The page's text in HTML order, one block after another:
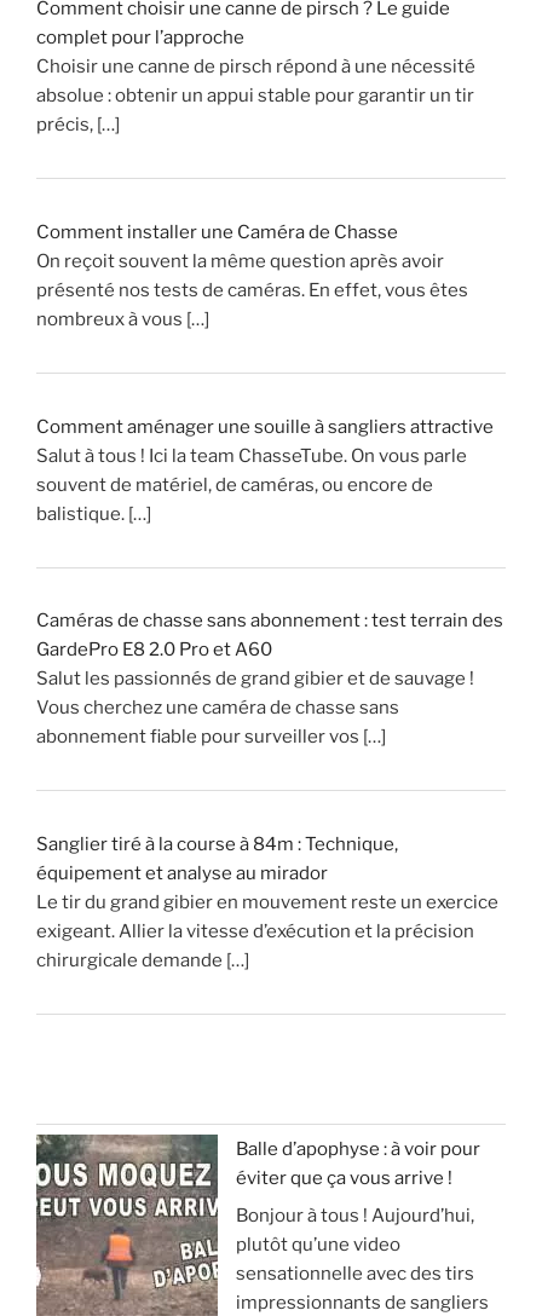
o
n
n
a
s
e
C
h
a
e
!
Comment choisir une canne de pirsch ? Le guide
complet pour l’approche
Choisir une canne de pirsch répond à une nécessité
absolue : obtenir un appui stable pour garantir un tir
précis, […]
Comment installer une Caméra de Chasse
On reçoit souvent la même question après avoir
présenté nos tests de caméras. En effet, vous êtes
nombreux à vous […]
Comment aménager une souille à sangliers attractive
Salut à tous ! Ici la team ChasseTube. On vous parle
souvent de matériel, de caméras, ou encore de
balistique. […]
Caméras de chasse sans abonnement : test terrain des
GardePro E8 2.0 Pro et A60
Salut les passionnés de grand gibier et de sauvage !
Vous cherchez une caméra de chasse sans
abonnement fiable pour surveiller vos […]
Sanglier tiré à la course à 84m : Technique,
équipement et analyse au mirador
Le tir du grand gibier en mouvement reste un exercice
exigeant. Allier la vitesse d’exécution et la précision
chirurgicale demande […]
Balle d’apophyse : à voir pour
éviter que ça vous arrive !
Bonjour à tous ! Aujourd’hui,
plutôt qu’une video
sensationnelle avec des tirs
impressionnants de sangliers